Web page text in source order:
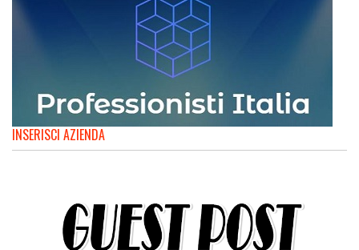
INSERISCI AZIENDA